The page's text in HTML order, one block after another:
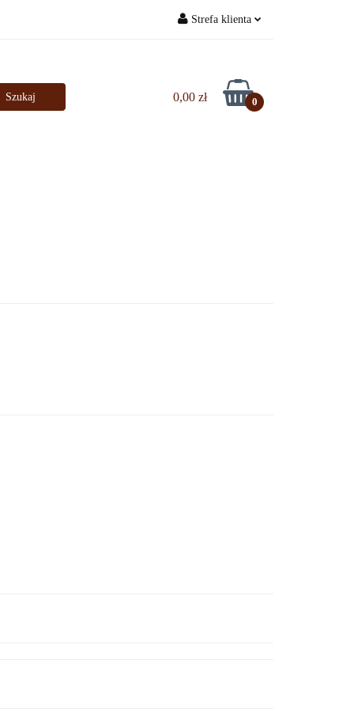
Strefa klienta
Zarejestruj się
Dodaj zgłoszenie
0,00 zł 0